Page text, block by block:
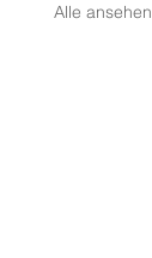
Alle ansehen